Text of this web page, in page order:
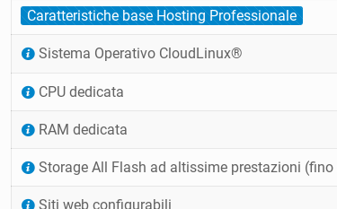
Caratteristiche base Hosting Professionale
Sistema Operativo CloudLinux®
CPU dedicata
RAM dedicata
Storage All Flash ad altissime prestazioni (fino
Siti web configurabili